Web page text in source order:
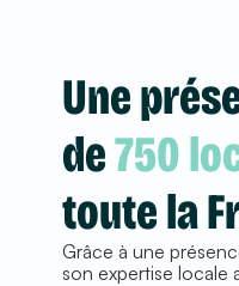
Une
de750
toute la
Grâce à une
son expertise locale